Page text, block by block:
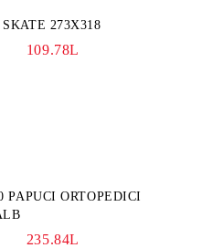
273X318
109.78L
PAPUCI ORTOPEDICI
235.84L